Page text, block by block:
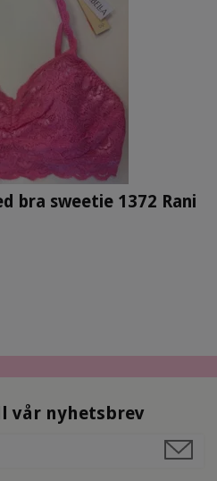
bra sweetie 1372 Rani
vår nyhetsbrev